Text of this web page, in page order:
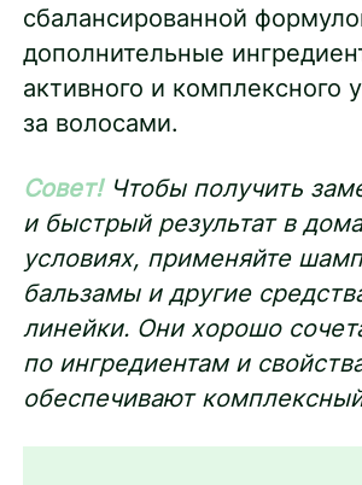
сбалансированной
дополнительные
активного и комплексного
за волосами.
Совет!Чтобы получить
и быстрый результат в
условиях, применяйте
бальзамы и другие
линейки. Они хорошо
по ингредиентам и
обеспечивают